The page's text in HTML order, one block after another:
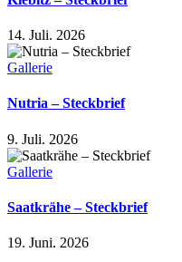
14. Juli. 2026
Gallerie
Nutria – Steckbrief
9. Juli. 2026
Gallerie
Saatkrähe – Steckbrief
19. Juni. 2026